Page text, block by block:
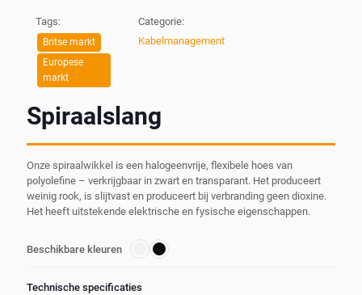
Tags:
Britse markt
Europese
markt
Categorie:
Kabelmanagement
Spiraalslang
Onze spiraalwikkel is een halogeenvrije, flexibele hoes van
polyolefine – verkrijgbaar in zwart en transparant. Het produceert
weinig rook, is slijtvast en produceert bij verbranding geen dioxine.
Het heeft uitstekende elektrische en fysische eigenschappen.
Beschikbare kleuren
Technische specificaties